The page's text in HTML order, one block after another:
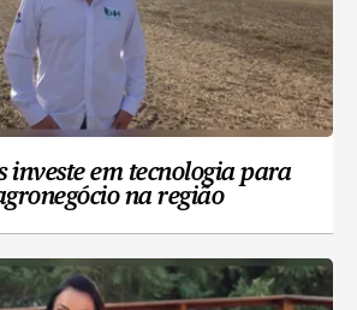
investe em tecnologia para
na região